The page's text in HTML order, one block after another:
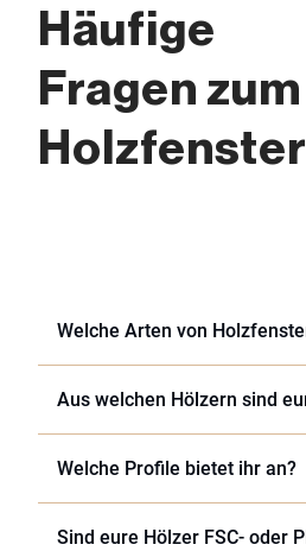
Häufige
Fragen zum
Holzfenster
Welche Arten von
Aus welchen Hölzern sind
Welche Profile bietet ihr an?
Sind eure Hölzer FSC- oder